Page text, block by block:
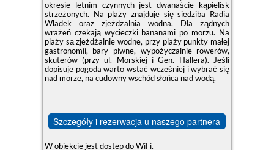
okresie letnim czynnych jest dwanaście kąpielisk
strzeżonych. Na plaży znajduje się siedziba Radia
Władek oraz zjeżdżalnia wodna. Dla żądnych
wrażeń czekają wycieczki bananami po morzu. Na
plaży są zjeżdżalnie wodne, przy plaży punkty małej
gastronomii, bary piwne, wypożyczalnie rowerów,
skuterów (przy ul. Morskiej i Gen. Hallera). Jeśli
dopisuje pogoda warto wstać wcześniej i wybrać się
nad morze, na cudowny wschód słońca nad wodą.
Szczegóły i rezerwacja u naszego partnera
W obiekcie jest dostęp do WiFi.